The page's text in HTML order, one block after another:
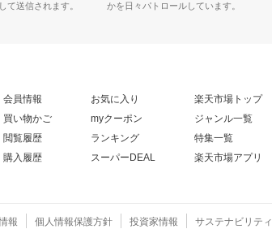
て送信されます。
かを日々パトロールしています。
会員情報
買い物かご
閲覧履歴
購入履歴
お気に入り
myクーポン
ランキング
スーパーDEAL
楽天市場トップ
ジャンル一覧
特集一覧
楽天市場アプリ
報 個人情報保護方針 投資家情報 サステナビリティ